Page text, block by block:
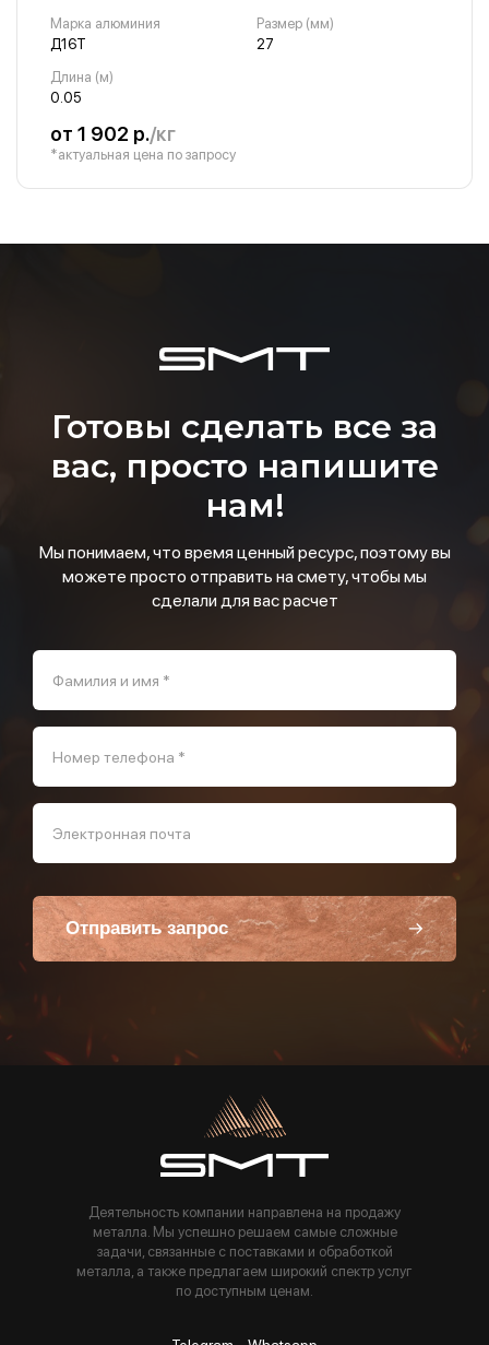
Марка алюминия
Д16Т
Размер (мм)
27
Длина (м)
0.05
от 1 902 р./кг
*актуальная цена по запросу
Готовы сделать все за
вас, просто напишите
нам!
Мы понимаем, что время ценный ресурс, поэтому вы
можете просто отправить на смету, чтобы мы
сделали для вас расчет
Фамилия и имя *
Номер телефона *
Электронная почта
Отправить запрос
Пользуясь данной формой вы соглашаетесь с политикой компании
Деятельность компании направлена на продажу
металла. Мы успешно решаем самые сложные
задачи, связанные с поставками и обработкой
металла, а также предлагаем широкий спектр услуг
по доступным ценам.